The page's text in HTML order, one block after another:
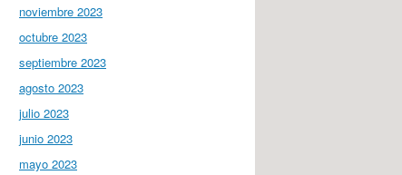
noviembre 2023
octubre 2023
septiembre 2023
agosto 2023
julio 2023
junio 2023
mayo 2023